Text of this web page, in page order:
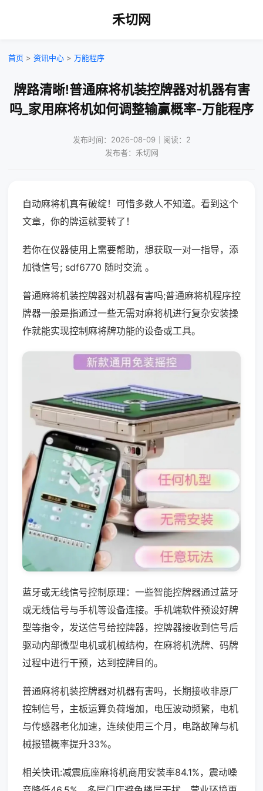
禾切网
首页 > 资讯中心 > 万能程序
牌路清晰!普通麻将机装控牌器对机器有害
吗_家用麻将机如何调整输赢概率-万能程序
发布时间：2026-08-09｜阅读：2
发布者：禾切网
自动麻将机真有破绽！可惜多数人不知道。看到这个
文章，你的牌运就要转了！
若你在仪器使用上需要帮助，想获取一对一指导，添
加微信号; sdf6770 随时交流 。
普通麻将机装控牌器对机器有害吗;普通麻将机程序控
牌器一般是指通过一些无需对麻将机进行复杂安装操
作就能实现控制麻将牌功能的设备或工具。
蓝牙或无线信号控制原理：一些智能控牌器通过蓝牙
或无线信号与手机等设备连接。手机端软件预设好牌
型等指令，发送信号给控牌器，控牌器接收到信号后
驱动内部微型电机或机械结构，在麻将机洗牌、码牌
过程中进行干预，达到控牌目的。
普通麻将机装控牌器对机器有害吗，长期接收非原厂
控制信号，主板运算负荷增加，电压波动频繁，电机
与传感器老化加速，连续使用三个月，电路故障与机
械报错概率提升33%。
相关快讯:减震底座麻将机商用安装率84.1%，震动噪